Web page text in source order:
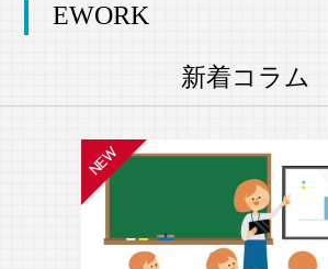
EWORK
新着コラム